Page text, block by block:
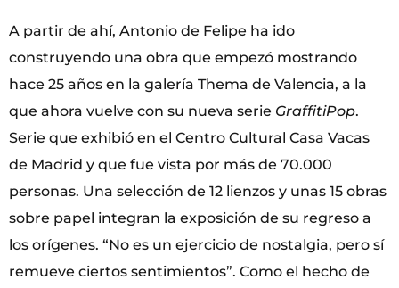
A partir de ahí, Antonio de Felipe ha ido
construyendo una obra que empezó mostrando
hace 25 años en la galería Thema de Valencia, a la
que ahora vuelve con su nueva serie GraffitiPop.
Serie que exhibió en el Centro Cultural Casa Vacas
de Madrid y que fue vista por más de 70.000
personas. Una selección de 12 lienzos y unas 15 obras
sobre papel integran la exposición de su regreso a
los orígenes. “No es un ejercicio de nostalgia, pero sí
remueve ciertos sentimientos”. Como el hecho de